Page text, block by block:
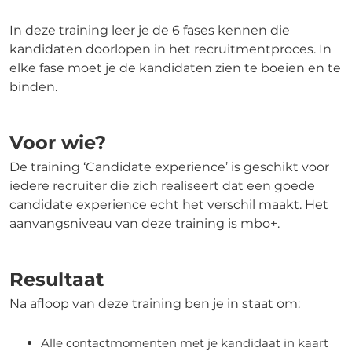
In deze training leer je de 6 fases kennen die
kandidaten doorlopen in het recruitmentproces. In
elke fase moet je de kandidaten zien te boeien en te
binden.
Voor wie?
De training ‘Candidate experience’ is geschikt voor
iedere recruiter die zich realiseert dat een goede
candidate experience echt het verschil maakt. Het
aanvangsniveau van deze training is mbo+.
Resultaat
Na afloop van deze training ben je in staat om:
Alle contactmomenten met je kandidaat in kaart